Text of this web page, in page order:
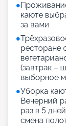
●
каюте
за вами
●
ресторане
(завтрак –
выборное
●Уборка
Вечерний
раз в 5
смена